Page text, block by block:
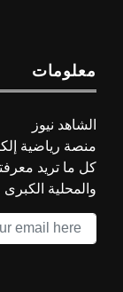
معلومات
الشاهد نيوز
منصة رياضية
كل ما تريد
والمحلية الكبرى